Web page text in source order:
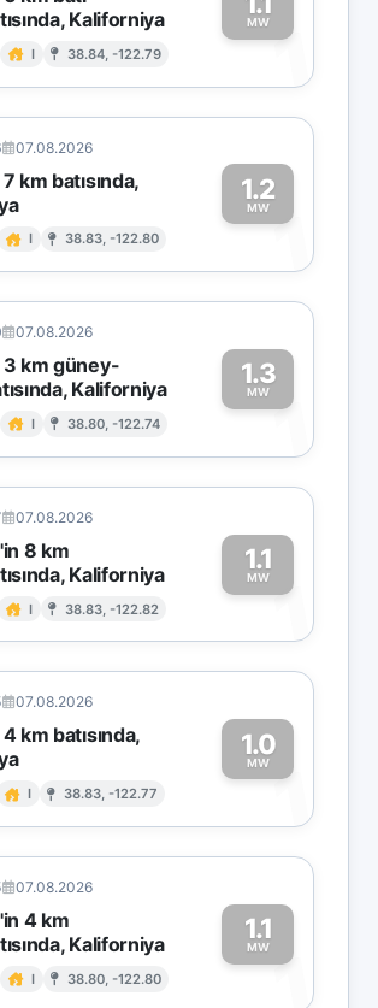
Kaliforniya
I 38.84, -122.79
MW1
07.08.2026
km batısında,
I 38.83, -122.80
1.2
MW1
07.08.2026
km güney-
Kaliforniya
I 38.80, -122.74
1.3
MW1
07.08.2026
8 km
Kaliforniya
I 38.83, -122.82
1.1
MW1
07.08.2026
km batısında,
I 38.83, -122.77
1.0
MW1
07.08.2026
4 km
Kaliforniya
I 38.80, -122.80
1.1
MW1